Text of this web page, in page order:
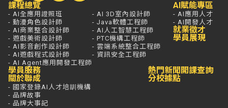
課程總覽
- AI全應用證照班
- 動漫角色設計師
- AI商業整合設計師
- 遊戲美術設計師
- AI影音創作設計師
- AI遊戲程式設計師
- AI Agent應用開發工程師
- AI 3D室內設計師
- Java軟體工程師
- AI人工智慧工程師
- PTC機構工程師
- 雲端系統整合工程師
- 資訊安全工程師
AI賦能專區
- AI應用人才
- AI開發人才
就業徵才
學員展現
學員服務
關於聯成
- 國家登錄AI人才培訓機構
- 品牌故事
- 品牌大事記
熱門新聞
分校據點
開課查詢